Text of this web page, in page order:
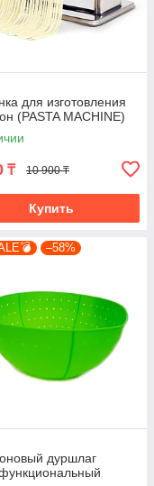
для изготовления
(PASTA MACHINE)
₸ 10 900 ₸
Купить
–58%
дуршлаг